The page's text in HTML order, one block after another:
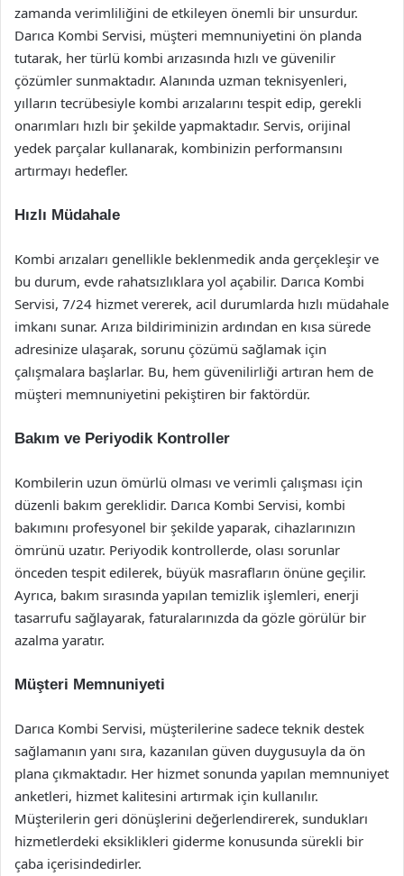
zamanda verimliliğini de etkileyen önemli bir unsurdur.
Darıca Kombi Servisi, müşteri memnuniyetini ön planda
tutarak, her türlü kombi arızasında hızlı ve güvenilir
çözümler sunmaktadır. Alanında uzman teknisyenleri,
yılların tecrübesiyle kombi arızalarını tespit edip, gerekli
onarımları hızlı bir şekilde yapmaktadır. Servis, orijinal
yedek parçalar kullanarak, kombinizin performansını
artırmayı hedefler.
Hızlı Müdahale
Kombi arızaları genellikle beklenmedik anda gerçekleşir ve
bu durum, evde rahatsızlıklara yol açabilir. Darıca Kombi
Servisi, 7/24 hizmet vererek, acil durumlarda hızlı müdahale
imkanı sunar. Arıza bildiriminizin ardından en kısa sürede
adresinize ulaşarak, sorunu çözümü sağlamak için
çalışmalara başlarlar. Bu, hem güvenilirliği artıran hem de
müşteri memnuniyetini pekiştiren bir faktördür.
Bakım ve Periyodik Kontroller
Kombilerin uzun ömürlü olması ve verimli çalışması için
düzenli bakım gereklidir. Darıca Kombi Servisi, kombi
bakımını profesyonel bir şekilde yaparak, cihazlarınızın
ömrünü uzatır. Periyodik kontrollerde, olası sorunlar
önceden tespit edilerek, büyük masrafların önüne geçilir.
Ayrıca, bakım sırasında yapılan temizlik işlemleri, enerji
tasarrufu sağlayarak, faturalarınızda da gözle görülür bir
azalma yaratır.
Müşteri Memnuniyeti
Darıca Kombi Servisi, müşterilerine sadece teknik destek
sağlamanın yanı sıra, kazanılan güven duygusuyla da ön
plana çıkmaktadır. Her hizmet sonunda yapılan memnuniyet
anketleri, hizmet kalitesini artırmak için kullanılır.
Müşterilerin geri dönüşlerini değerlendirerek, sundukları
hizmetlerdeki eksiklikleri giderme konusunda sürekli bir
çaba içerisindedirler.